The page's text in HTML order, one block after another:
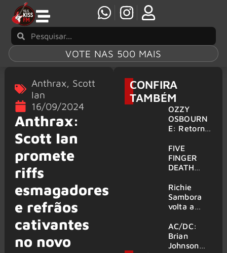
VOTE NAS 500 MAIS
Anthrax, Scott
Ian
16/09/2024
Anthrax:
Scott Ian
promete
riffs
esmagadores
e refrãos
cativantes
no novo
CONFIRA
TAMBÉM
OZZY
OSBOURN
E: Retorno
em 2027 é
confirmad
o por
FIVE
FINGER
DEATH
HELLOWE
EN:
Gigantes
anunciados
no Wacken
2027
Richie
Sambora
volta a
clássicos
do Bon
Jovi com o
AC/DC:
Brian
Johnson